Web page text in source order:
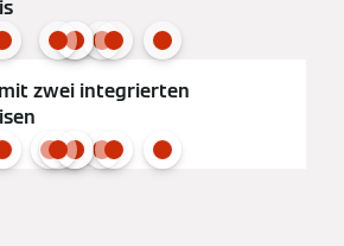
zwei integrierten